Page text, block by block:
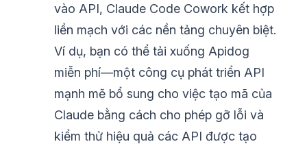
vào API, Claude Code Cowork kết hợp
liền mạch với các nền tảng chuyên biệt.
Ví dụ, bạn có thể tải xuống Apidog
miễn phí—một công cụ phát triển API
mạnh mẽ bổ sung cho việc tạo mã của
Claude bằng cách cho phép gỡ lỗi và
kiểm thử hiệu quả các API được tạo